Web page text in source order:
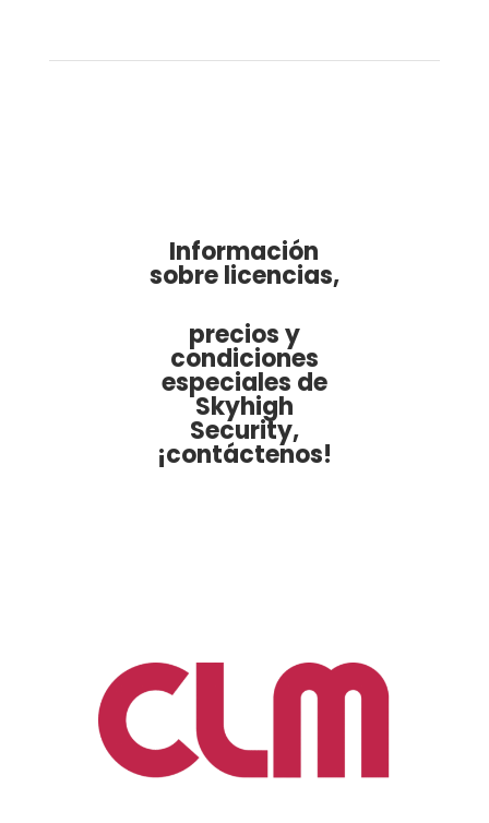
Información
sobre licencias,
precios y
condiciones
especiales de
Skyhigh
Security,
¡contáctenos!